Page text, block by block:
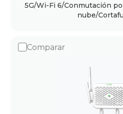
5G/Wi-Fi 6/Conmutación
nube/
Comparar